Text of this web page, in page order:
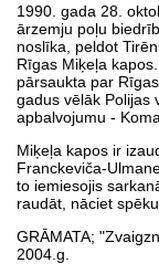
1990. gada 28.
ārzemju poļu
noslīka, peldot
Rīgas Miķeļa
pārsaukta par
gadus vēlāk Polijas
apbalvojumu -
Miķeļa kapos ir
Franckeviča-
to iemiesojis
raudāt, nāciet
GRĀMATA;
2004.g.